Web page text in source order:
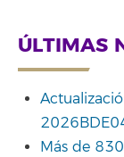
ÚLTIMAS
Más de